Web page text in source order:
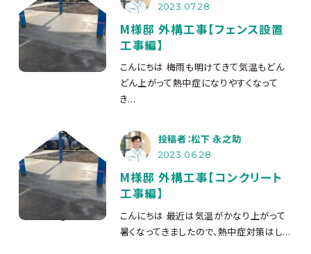
2023.07.28
M様邸 外構工事【フェンス設置
工事編】
こんにちは 梅雨も明けてきて気温もどん
どん上がって熱中症になりやすくなって
き...
投稿者：松下 永之助
2023.06.28
M様邸 外構工事【コンクリート
工事編】
こんにちは 最近は気温がかなり上がって
暑くなってきましたので、熱中症対策はし...